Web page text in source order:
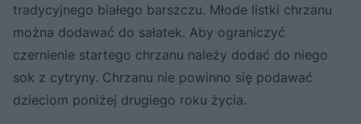
tradycyjnego białego barszczu. Młode listki chrzanu
można dodawać do sałatek. Aby ograniczyć
czernienie startego chrzanu należy dodać do niego
sok z cytryny. Chrzanu nie powinno się podawać
dzieciom poniżej drugiego roku życia.